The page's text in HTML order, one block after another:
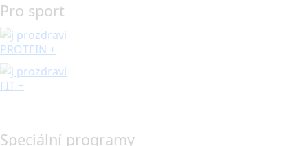
Pro sport
PROTEIN +
FIT +
Speciální programy